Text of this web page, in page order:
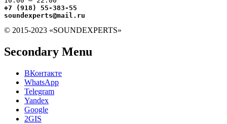
+7 (918) 55-383-55
soundexperts@mail.ru
© 2015-2023 «SOUNDEXPERTS»
Secondary Menu
ВКонтакте
WhatsApp
Telegram
Yandex
Google
2GIS